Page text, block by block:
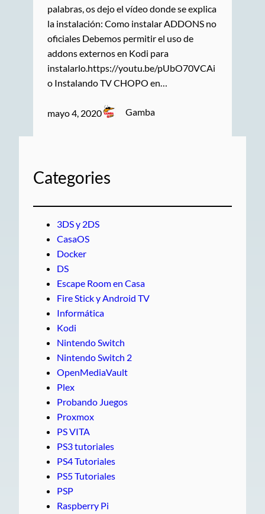
palabras, os dejo el vídeo donde se explica
la instalación: Como instalar ADDONS no
oficiales Debemos permitir el uso de
addons externos en Kodi para
instalarlo.https://youtu.be/pUbO70VCAi
o Instalando TV CHOPO en…
mayo 4, 2020 Gamba
Categories
3DS y 2DS
CasaOS
Docker
DS
Escape Room en Casa
Fire Stick y Android TV
Informática
Kodi
Nintendo Switch
Nintendo Switch 2
OpenMediaVault
Plex
Probando Juegos
Proxmox
PS VITA
PS3 tutoriales
PS4 Tutoriales
PS5 Tutoriales
PSP
Raspberry Pi